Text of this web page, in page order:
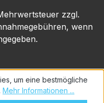
zzgl.
wenn
um eine bestmögliche
Mehr Informationen ...